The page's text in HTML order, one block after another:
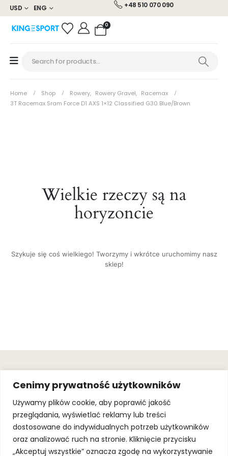
Cenimy prywatność użytkowników
Używamy plików cookie, aby poprawić jakość
przeglądania, wyświetlać reklamy lub treści
dostosowane do indywidualnych potrzeb użytkowników
oraz analizować ruch na stronie. Kliknięcie przycisku
„Akceptuj wszystkie” oznacza zgodę na wykorzystywanie
USD ENG +48 510 070 090
0
Home Shop Rowery, Rowery Gravel, Racemax
3T Racemax Sram Force D1 AXS 1×12 Classified G30 Blue/brown
Wielkie rzeczy są na
horyzoncie
Szykuje się coś wielkiego! Tworzymy i wkrótce uruchomimy nasz
sklep!
+48 510 070
090
SOLEC 81B LOK.
A66,
WARSZAWA
JOIN OUR
MAILING
By subscribing,
you agree to
ourTerms of
UseandPrivacy
OBSŁUGA
KLIENTA
Gwarancja
.
.